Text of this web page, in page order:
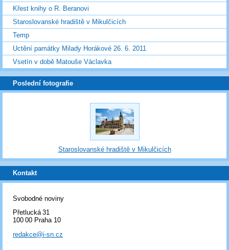
Křest knihy o R. Beranovi
Staroslovanské hradiště v Mikulčicích
Temp
Uctění památky Milady Horákové 26. 6. 2011
Vsetín v době Matouše Václavka
Poslední fotografie
Staroslovanské hradiště v Mikulčicích
Kontakt
Svobodné noviny
Přetlucká 31
100 00 Praha 10
redakce@i-sn.cz